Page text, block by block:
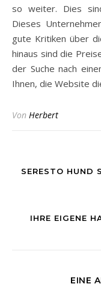
so weiter. Dies
Dieses
gute Kritiken über
hinaus sind die
der Suche nach
Ihnen, die Website
Von Herbert
SERESTO HUND
IHRE EIGENE
EINE